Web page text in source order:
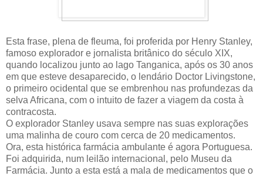
Esta frase, plena de fleuma, foi proferida por Henry Stanley,
famoso explorador e jornalista britânico do século XIX,
quando localizou junto ao lago Tanganica, após os 30 anos
em que esteve desaparecido, o lendário Doctor Livingstone,
o primeiro ocidental que se embrenhou nas profundezas da
selva Africana, com o intuito de fazer a viagem da costa à
contracosta.
O explorador Stanley usava sempre nas suas explorações
uma malinha de couro com cerca de 20 medicamentos.
Ora, esta histórica farmácia ambulante é agora Portuguesa.
Foi adquirida, num leilão internacional, pelo Museu da
Farmácia. Junto a esta está a mala de medicamentos que o